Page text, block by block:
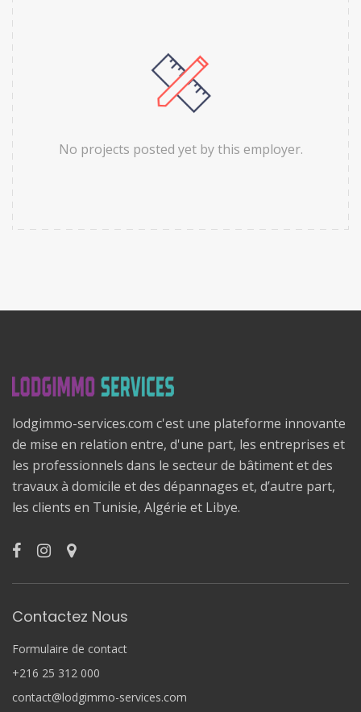
No projects posted yet by this employer.
lodgimmo-services.com c'est une plateforme innovante
de mise en relation entre, d'une part, les entreprises et
les professionnels dans le secteur de bâtiment et des
travaux à domicile et des dépannages et, d’autre part,
les clients en Tunisie, Algérie et Libye.
Contactez Nous
Formulaire de contact
+216 25 312 000
contact@lodgimmo-services.com